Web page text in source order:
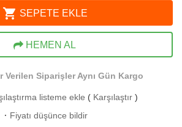
shopping_cart SEPETE EKLE
HEMEN AL
Verilen Siparişler Aynı Gün Kargo
listeme ekle ( Karşılaştır)
· Fiyatı düşünce bildir